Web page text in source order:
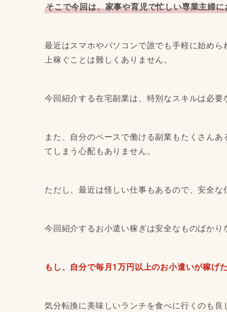
そこで今回は、家事や育児で忙しい専業主婦
最近はスマホやパソコンで誰でも手軽に始め
上稼ぐことは難しくありません。
今回紹介する在宅副業は、特別なスキルは必
また、自分のペースで働ける副業もたくさん
てしまう心配もありません。
ただし、最近は怪しい仕事もあるので、安全
今回紹介するお小遣い稼ぎは安全なものばか
もし、自分で毎月1万円以上のお小遣いが稼げ
気分転換に美味しいランチを食べに行くのも